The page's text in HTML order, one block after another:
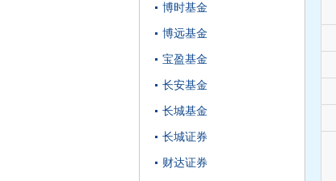
博时基金
博远基金
宝盈基金
长安基金
长城基金
长城证券
财达证券